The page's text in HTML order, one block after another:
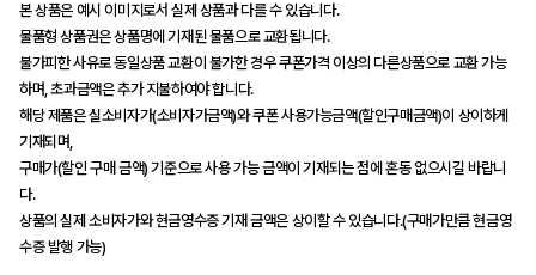
본 상품은 예시 이미지로서 실제 상품과 다를 수 있습니다.
물품형 상품권은 상품명에 기재된 물품으로 교환됩니다.
불가피한 사유로 동일상품 교환이 불가한 경우 쿠폰가격 이상의 다른상품으로 교환 가능
하며, 초과금액은 추가 지불하여야 합니다.
해당 제품은 실소비자가(소비자가금액)와 쿠폰 사용가능금액(할인구매금액)이 상이하게
기재되며,
구매가(할인 구매 금액) 기준으로 사용 가능 금액이 기재되는 점에 혼동 없으시길 바랍니
다.
상품의 실제 소비자가와 현금영수증 기재 금액은 상이할 수 있습니다.(구매가만큼 현금영
수증 발행 가능)